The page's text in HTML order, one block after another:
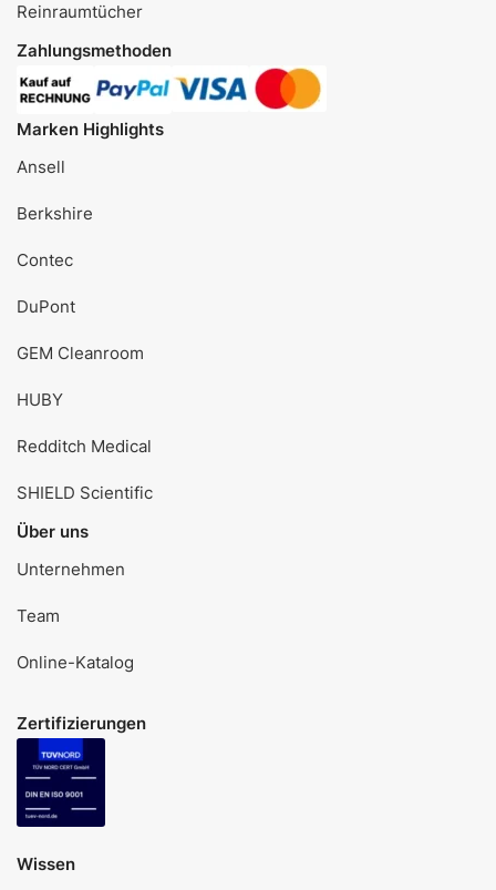
Reinraumtücher
Zahlungsmethoden
Marken Highlights
Ansell
Berkshire
Contec
DuPont
GEM Cleanroom
HUBY
Redditch Medical
SHIELD Scientific
Über uns
Unternehmen
Team
Online-Katalog
Zertifizierungen
Wissen